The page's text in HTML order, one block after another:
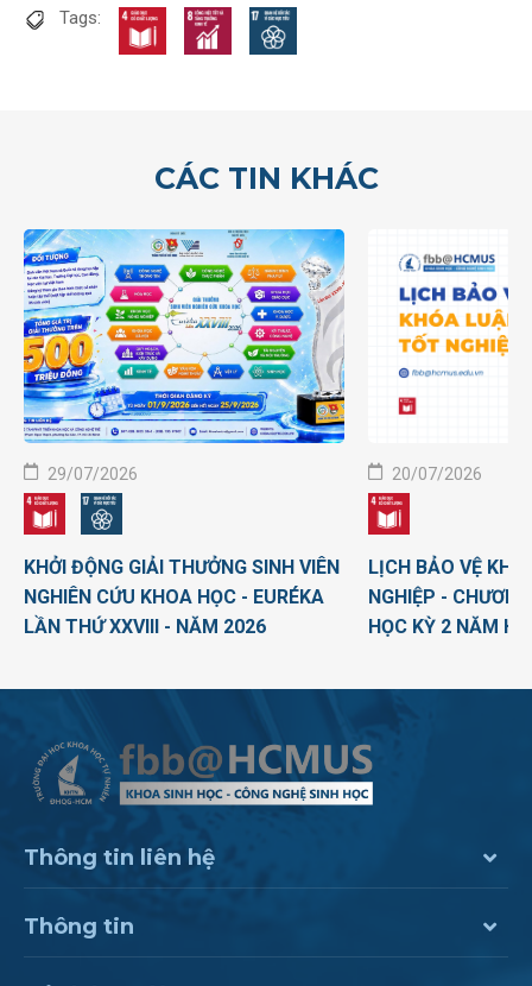
Tags:
CÁC TIN KHÁC
29/07/2026
KHỞI ĐỘNG GIẢI THƯỞNG SINH VIÊN
NGHIÊN CỨU KHOA HỌC - EURÉKA
LẦN THỨ XXVIII - NĂM 2026
20/07/2026
LỊCH BẢO VỆ
NGHIỆP -
HỌC KỲ 2 NĂM
Thông tin liên hệ
Thông tin